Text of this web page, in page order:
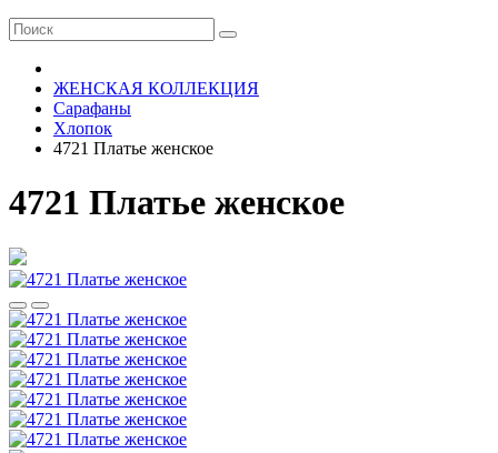
ЖЕНСКАЯ КОЛЛЕКЦИЯ
Сарафаны
Хлопок
4721 Платье женское
4721 Платье женское